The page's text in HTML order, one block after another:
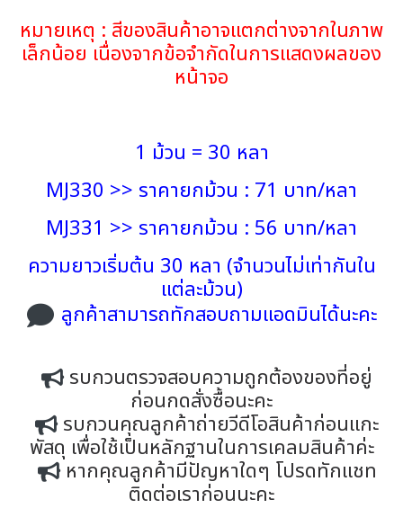
หมายเหตุ : สีของสินค้าอาจแตกต่างจากในภาพ
เล็กน้อย เนื่องจากข้อจำกัดในการแสดงผลของ
หน้าจอ
1 ม้วน = 30 หลา
MJ330 >> ราคายกม้วน : 71 บาท/หลา
MJ331 >> ราคายกม้วน : 56 บาท/หลา
ความยาวเริ่มต้น 30 หลา (จำนวนไม่เท่ากันใน
แต่ละม้วน)
ลูกค้าสามารถทักสอบถามแอดมินได้นะคะ
รบกวนตรวจสอบความถูกต้องของที่อยู่
ก่อนกดสั่งซื้อนะคะ
รบกวนคุณลูกค้าถ่ายวีดีโอสินค้าก่อนแกะ
พัสดุ เพื่อใช้เป็นหลักฐานในการเคลมสินค้าค่ะ
หากคุณลูกค้ามีปัญหาใดๆ โปรดทักแชท
ติดต่อเราก่อนนะคะ